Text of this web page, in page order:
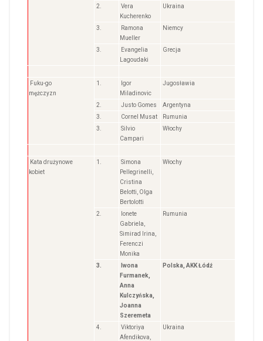
2.
Vera
Kucherenko
Ukraina
3.
Ramona
Mueller
Niemcy
3.
Evangelia
Lagoudaki
Grecja
Fuku-go
mężczyzn
1.
Igor
Miladinovic
Jugosławia
2. Justo Gomes
Argentyna
3.
Cornel Musat
Rumunia
3.
Silvio
Campari
Włochy
Kata drużynowe
kobiet
1.
Simona
Pellegrinelli,
Cristina
Belotti, Olga
Bertolotti
Włochy
2.
Ionete
Gabriela,
Simirad Irina,
Ferenczi
Monika
Rumunia
3.
Iwona
Furmanek,
Anna
Kulczyńska,
Joanna
Szeremeta
Polska, AKK Łódź
4.
Viktoriya
Afendikova,
Ukraina